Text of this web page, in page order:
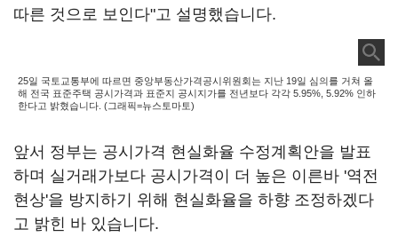
따른 것으로 보인다"고 설명했습니다.
25일 국토교통부에 따르면 중앙부동산가격공시위원회는 지난 19일 심의를 거쳐 올
해 전국 표준주택 공시가격과 표준지 공시지가를 전년보다 각각 5.95%, 5.92% 인하
한다고 밝혔습니다. (그래픽=뉴스토마토)
앞서 정부는 공시가격 현실화율 수정계획안을 발표
하며 실거래가보다 공시가격이 더 높은 이른바 '역전
현상'을 방지하기 위해 현실화율을 하향 조정하겠다
고 밝힌 바 있습니다.